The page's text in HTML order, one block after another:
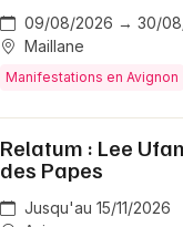
09/08/2026 → 30/
Maillane
Manifestations en Avignon
Relatum : Lee
des Papes
Jusqu'au 15/11/2026